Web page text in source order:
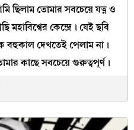
ছিলাম তোমার সবচেয়ে যত্ন ও
কেন্দ্রে। যেই ছবি
দেখতেই পেলাম না।
কাছে সবচেয়ে গুরুত্বপূর্ণ।